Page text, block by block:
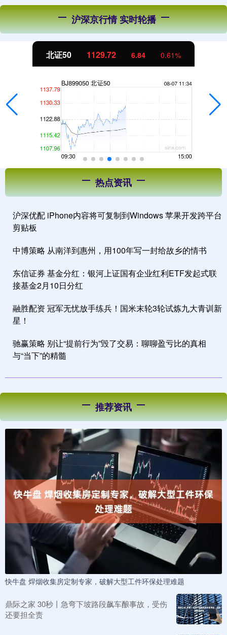
沪深京行情 实时轮播
北证50 1129.72 6.84 0.61%
热点资讯
沪深优配 iPhone内容将可复制到Windows 苹果开发跨平台
剪贴板
中博策略 从南洋到惠州，用100年写一封给故乡的情书
东信证券 基金分红：银河上证国有企业红利ETF发起式联
接基金2月10日分红
融胜配资 冠军无忧放手练兵！国米末轮3轮试炼九大青训新
星！
驰赢策略 别让“提前行为”毁了交易：聊聊盈亏比的真相
与“当下”的精髓
推荐资讯
快牛盘 焊烟收集房定制专家，破解大型工件环保处理难题
鼎际之家 30秒丨急弯下坡路段飙车酿事故，受伤
还要担全责